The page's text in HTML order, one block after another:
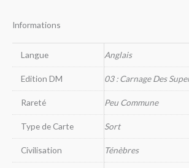
Informations
Langue Anglais
Edition DM 03 : Carnage Des
Rareté Peu Commune
Type de Carte Sort
Civilisation Ténèbres